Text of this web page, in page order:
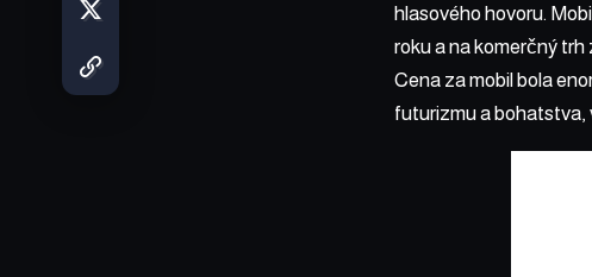
hlasového hovoru.
roku a na komerčný trh
Cena za mobil bola
futurizmu a bohatstva,